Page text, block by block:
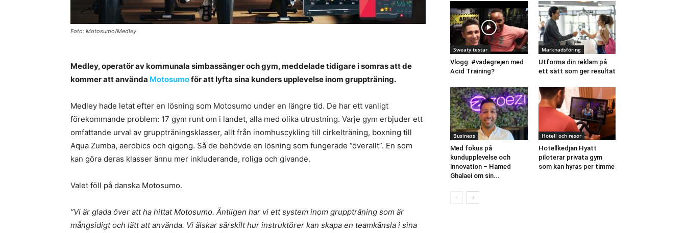
Foto: Motosumo/Medley
Medley, operatör av kommunala simbassänger och gym, meddelade tidigare i somras att de
kommer att använda Motosumoför att lyfta sina kunders upplevelse inom gruppträning.
Medley hade letat efter en lösning som Motosumo under en längre tid. De har ett vanligt
förekommande problem: 17 gym runt om i landet, alla med olika utrustning. Varje gym erbjuder ett
omfattande urval av gruppträningsklasser, allt från inomhuscykling till cirkelträning, boxning till
Aqua Zumba, aerobics och qigong. Så de behövde en lösning som fungerade ”överallt”. En som
kan göra deras klasser ännu mer inkluderande, roliga och givande.
Valet föll på danska Motosumo.
”Vi är glada över att ha hittat Motosumo. Äntligen har vi ett system inom gruppträning som är
mångsidigt och lätt att använda. Vi älskar särskilt hur instruktörer kan skapa en teamkänsla i sina
Sweaty testar
Vlogg: #vadegrejen med
Acid Training?
Marknadsföring
Utforma din reklam på
ett sätt som ger resultat
Business
Med fokus på
kundupplevelse och
innovation – Hamed
Ghalaei om sin...
Hotell och resor
Hotellkedjan Hyatt
piloterar privata gym
som kan hyras per timme